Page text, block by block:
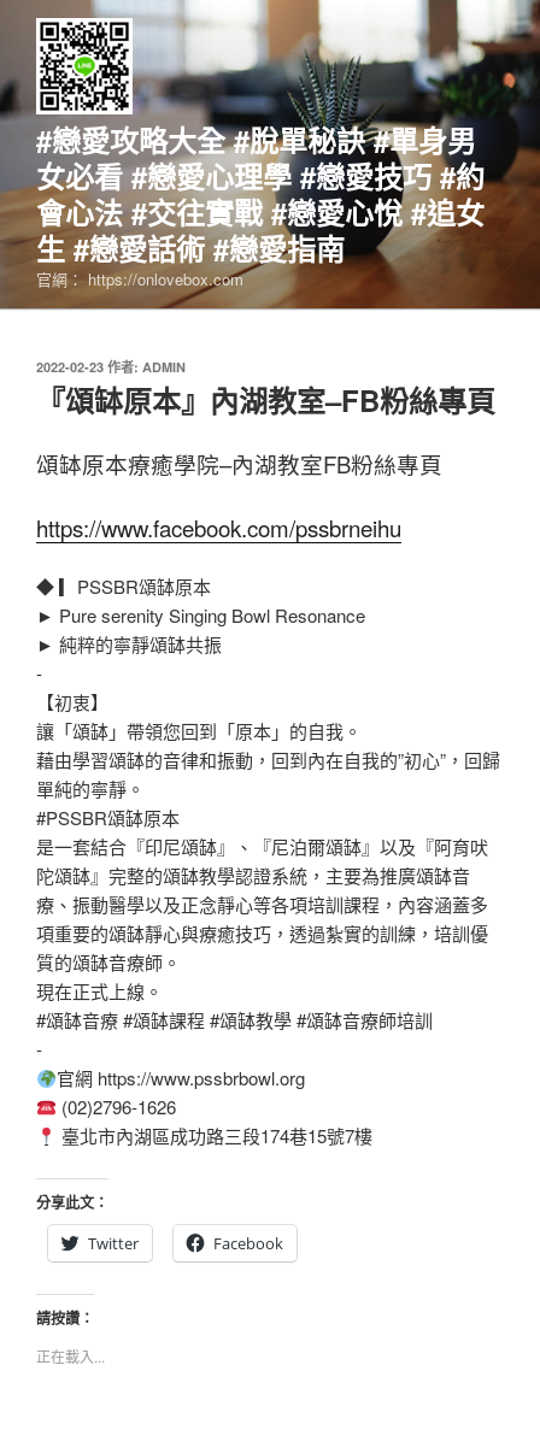
要
#戀愛攻略大全 #脫單秘訣 #單身男
女必看 #戀愛心理學 #戀愛技巧 #約
會心法 #交往實戰 #戀愛心悅 #追女
生 #戀愛話術 #戀愛指南
官網： https://onlovebox.com
發
2022-02-23 作者: ADMIN
『頌缽原本』內湖教室–FB粉絲專頁
頌缽原本療癒學院–內湖教室FB粉絲專頁
https://www.facebook.com/pssbrneihu
◆ ▎PSSBR頌缽原本
► Pure serenity Singing Bowl Resonance
► 純粹的寧靜頌缽共振
‐
【初衷】
讓「頌缽」帶領您回到「原本」的自我。
藉由學習頌缽的音律和振動，回到內在自我的”初心”，回歸
單純的寧靜。
#PSSBR頌缽原本
是一套結合『印尼頌缽』、『尼泊爾頌缽』以及『阿育吠
陀頌缽』完整的頌缽教學認證系統，主要為推廣頌缽音
療、振動醫學以及正念靜心等各項培訓課程，內容涵蓋多
項重要的頌缽靜心與療癒技巧，透過紮實的訓練，培訓優
質的頌缽音療師。
現在正式上線。
#頌缽音療 #頌缽課程 #頌缽教學 #頌缽音療師培訓
‐
官網 https://www.pssbrbowl.org
(02)2796-1626
臺北市內湖區成功路三段174巷15號7樓
分享此文：
Twitter
Facebook
請按讚：
正在載入...